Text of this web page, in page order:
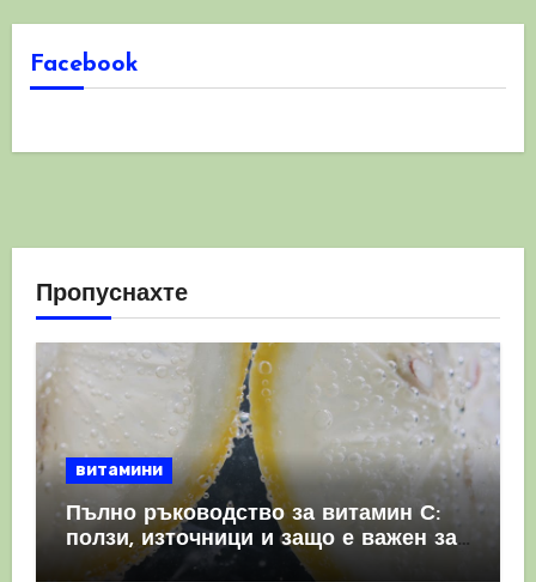
Facebook
Пропуснахте
витамини
Пълно ръководство за витамин С:
ползи, източници и защо е важен за
имунната система